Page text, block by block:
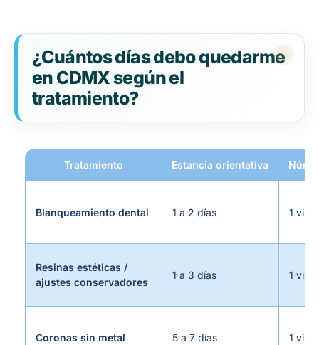
¿Cuántos días debo quedarme
en CDMX según el
tratamiento?
Tratamiento Estancia orientativa
Blanqueamiento dental 1 a 2 días 1
Resinas estéticas /
ajustes conservadores
1 a 3 días 1
Coronas sin metal 5 a 7 días 1